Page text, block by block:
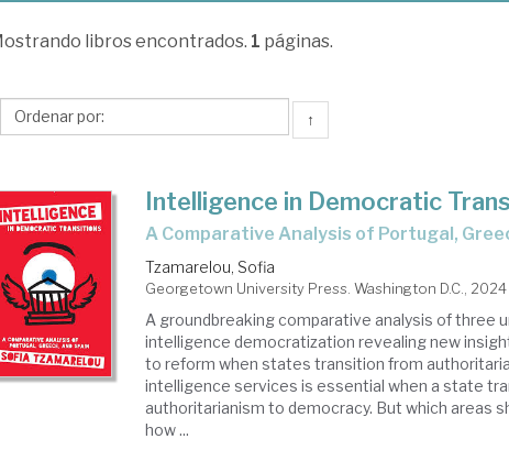
libros encontrados. 1 páginas.
↑
Intelligence in Democratic
A Comparative Analysis of Portugal,
Tzamarelou, Sofia
Georgetown University Press. Washington D.C., 2024
A groundbreaking comparative analysis of three
intelligence democratization revealing new
to reform when states transition from
intelligence services is essential when a state
authoritarianism to democracy. But which areas
how ...